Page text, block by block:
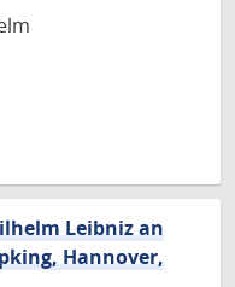
Leibniz an
Hannover,